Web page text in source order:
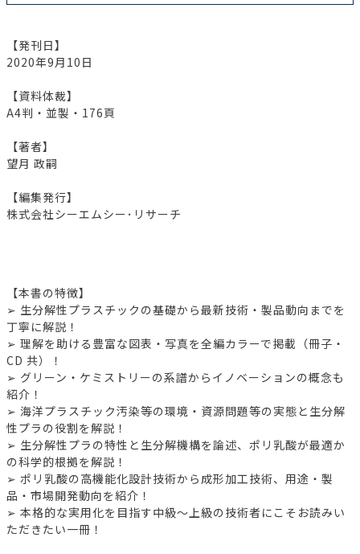
【発刊日】
2020年9月10日
【資料体裁】
A4判・並製・176頁
【著者】
望月 政嗣
【編集発行】
株式会社シーエムシー･リサーチ
【本書の特徴】
➢ 生分解性プラスチックの基礎から最新技術・製品動向までを
丁寧に解説！
➢ 理解を助ける豊富な図表・写真を全編カラーで掲載（冊子・
CD 共）！
➢ グリーン・ケミストリーの系譜からイノベーションの概念も
紹介！
➢ 海洋プラスチック汚染等の環境・資源問題等の実態と生分解
性プラの役割を解説！
➢ 生分解性プラの特性と生分解機構を論述、ポリ乳酸が最適か
の科学的根拠を解説！
➢ ポリ乳酸の高機能化設計技術から成形加工技術、用途・製
品・市場開発動向を紹介！
➢ 本格的な実用化を目指す中級～上級の技術者にこそお読みい
ただきたい一冊！